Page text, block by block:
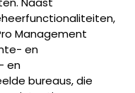
Management
en
en
bureaus, die